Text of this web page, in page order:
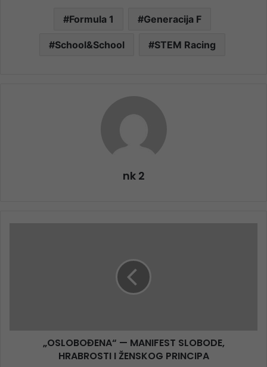
Formula 1 Generacija F
School&School STEM Racing
nk 2
„OSLOBOĐENA“ — MANIFEST SLOBODE,
HRABROSTI I ŽENSKOG PRINCIPA